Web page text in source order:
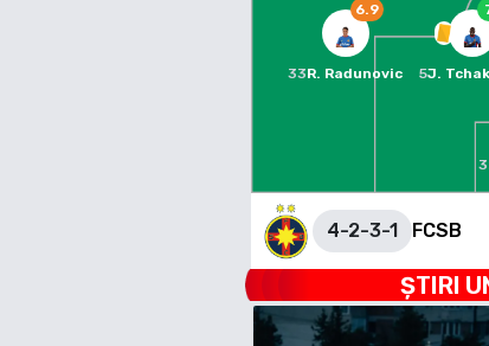
6.9
33R. Radunovic 5J.
4-2-3-1
FCSB
ȘTIRI